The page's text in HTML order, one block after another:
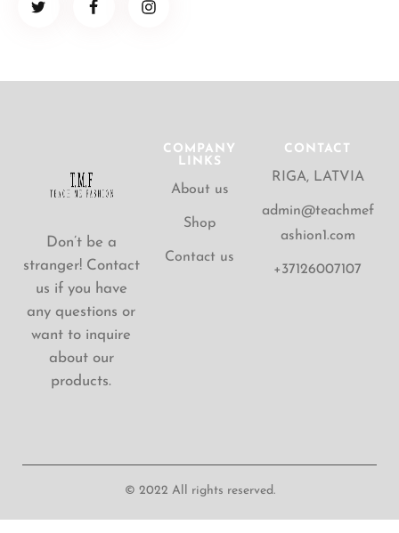
Don’t be a
stranger! Contact
us if you have
any questions or
want to inquire
about our
products.
COMPANY
LINKS
About us
Shop
Contact us
CONTACT
RIGA, LATVIA
admin@teachmef
ashion1.com
+37126007107
© 2022 All rights reserved.